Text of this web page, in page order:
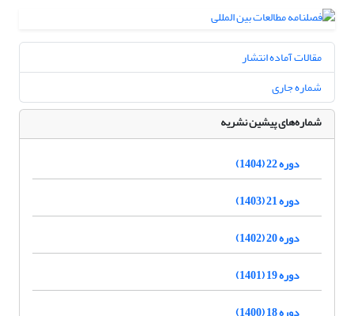
مقالات آماده انتشار
شماره جاری
شماره‌های پیشین نشریه
دوره 22 (1404)
دوره 21 (1403)
دوره 20 (1402)
دوره 19 (1401)